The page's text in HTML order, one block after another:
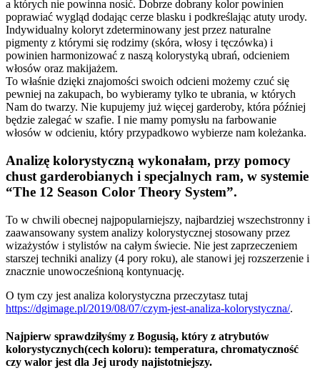
a których nie powinna nosić. Dobrze dobrany kolor powinien
poprawiać wygląd dodając cerze blasku i podkreślając atuty urody.
Indywidualny koloryt zdeterminowany jest przez naturalne
pigmenty z którymi się rodzimy (skóra, włosy i tęczówka) i
powinien harmonizować z naszą kolorystyką ubrań, odcieniem
włosów oraz makijażem.
To właśnie dzięki znajomości swoich odcieni możemy czuć się
pewniej na zakupach, bo wybieramy tylko te ubrania, w których
Nam do twarzy. Nie kupujemy już więcej garderoby, która później
będzie zalegać w szafie. I nie mamy pomysłu na farbowanie
włosów w odcieniu, który przypadkowo wybierze nam koleżanka.
Analizę kolorystyczną wykonałam, przy pomocy
chust garderobianych i specjalnych ram, w systemie
“The 12 Season Color Theory System”.
To w chwili obecnej najpopularniejszy, najbardziej wszechstronny i
zaawansowany system analizy kolorystycznej stosowany przez
wizażystów i stylistów na całym świecie. Nie jest zaprzeczeniem
starszej techniki analizy (4 pory roku), ale stanowi jej rozszerzenie i
znacznie unowocześnioną kontynuację.
O tym czy jest analiza kolorystyczna przeczytasz tutaj
https://dgimage.pl/2019/08/07/czym-jest-analiza-kolorystyczna/.
Najpierw sprawdziłyśmy z Bogusią, który z atrybutów
kolorystycznych(cech koloru): temperatura, chromatyczność
czy walor jest dla Jej urody najistotniejszy.